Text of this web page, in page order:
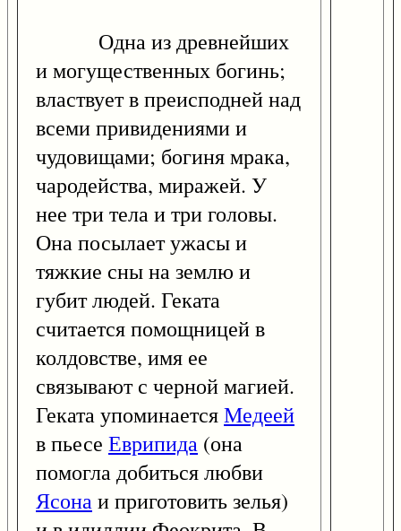
Одна из древнейших
и могущественных богинь;
властвует в преисподней над
всеми привидениями и
чудовищами; богиня мрака,
чародейства, миражей. У
нее три тела и три головы.
Она посылает ужасы и
тяжкие сны на землю и
губит людей. Геката
считается помощницей в
колдовстве, имя ее
связывают с черной магией.
Геката упоминаетсяМедеей
в пьесе Еврипида (она
помогла добиться любви
Ясонаи приготовить зелья)